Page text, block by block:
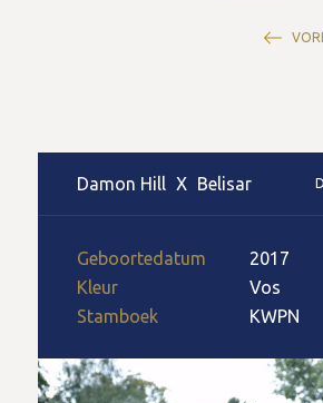
Damon Hill X Belisar
Geboortedatum
2017
Kleur
Vos
Stamboek
KWPN